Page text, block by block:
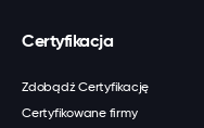
Certyfikacja
Zdobądź Certyfikację
Certyfikowane firmy